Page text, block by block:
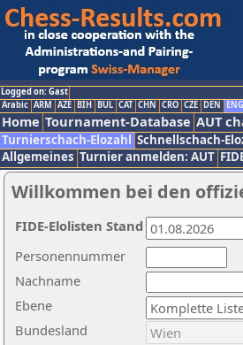
Logged on: Gast
Arabic ARM AZE BIH BUL CAT CHN CRO CZE DEN ENG
Home Tournament-Database AUT
Turnierschach-Elozahl Schnellschach-
Allgemeines Turnier anmelden: AUT
Willkommen bei den
Nachname
Ebene
Personennummer
Bundesland
FIDE-Elolisten Stand